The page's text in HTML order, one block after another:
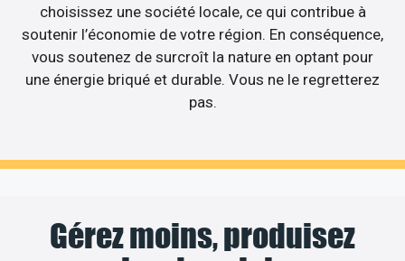
choisissez une société locale, ce qui contribue à
soutenir l’économie de votre région. En conséquence,
vous soutenez de surcroît la nature en optant pour
une énergie briqué et durable. Vous ne le regretterez
pas.
Gérez moins, produisez